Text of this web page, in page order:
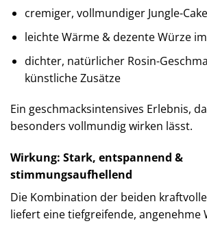
cremiger, vollmundiger Jungle-
leichte Wärme & dezente Würze
dichter, natürlicher Rosin-
künstliche Zusätze
Ein geschmacksintensives Erlebnis,
besonders vollmundig wirken lässt.
Wirkung: Stark, entspannend &
stimmungsaufhellend
Die Kombination der beiden
liefert eine tiefgreifende, angenehme